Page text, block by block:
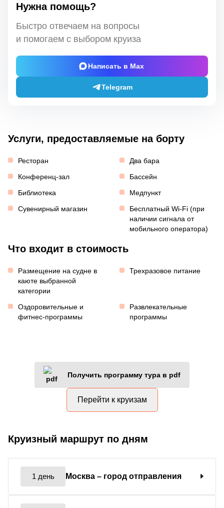
Нужна помощь?
Быстро отвечаем на вопросы
и помогаем с выбором круиза
Написать в Max
Telegram
Услуги, предоставляемые на борту
Ресторан
Два бара
Конференц-зал
Бассейн
Библиотека
Медпункт
Сувенирный магазин
Бесплатный Wi-Fi (при
наличии сигнала от
мобильного оператора)
Что входит в стоимость
Размещение на судне в
каюте выбранной
категории
Трехразовое питание
Оздоровительные и
фитнес-программы
Развлекательные
программы
Получить программу тура в pdf
Перейти к круизам
Круизный маршрут по дням
1 день Москва – город отправления